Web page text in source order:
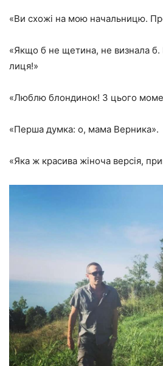
«Ви схожі на мою начальницю.
«Якщо б не щетина, не визнала
лиця!»
«Люблю блондинок! З цього
«Перша думка: о, мама Верника».
«Яка ж красива жіноча версія,